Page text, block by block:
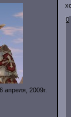
апреля, 2009г.
0